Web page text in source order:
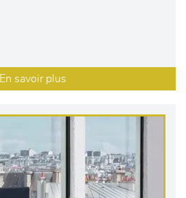
En savoir plus